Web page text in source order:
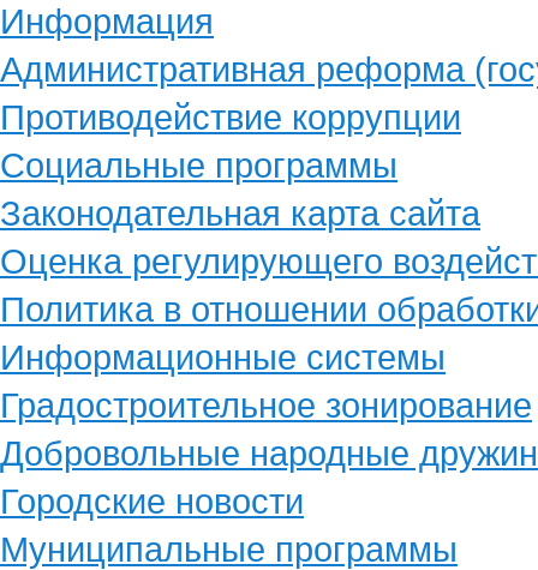
Информация
Административная реформа
Противодействие коррупции
Социальные программы
Законодательная карта сайта
Оценка регулирующего
Политика в отношении
Информационные системы
Градостроительное зонирование
Добровольные народные
Городские новости
Муниципальные программы